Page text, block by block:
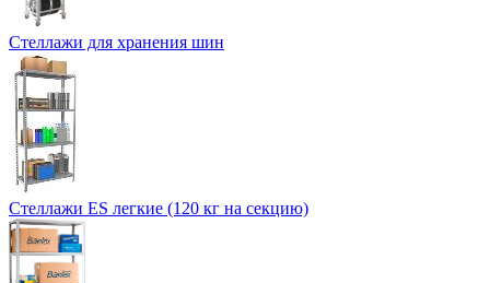
Стеллажи для хранения шин
Стеллажи ES легкие (120 кг на секцию)